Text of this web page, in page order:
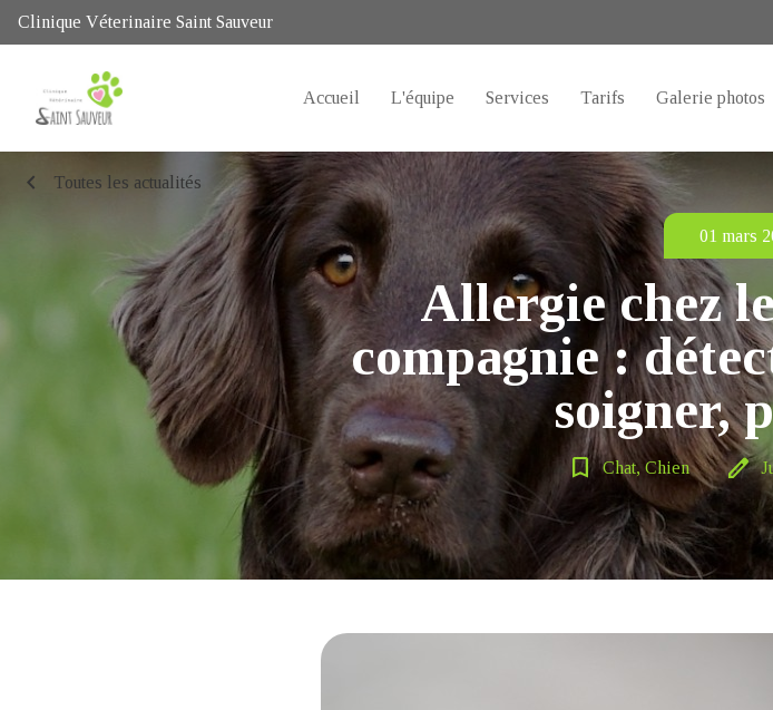
Clinique Véterinaire Saint Sauveur
Accueil L'équipe Services Tarifs Galerie photos
chevron_left Toutes les actualités
01 mars
Allergie chez
compagnie :
soigner,
bookmark_border Chat, Chien edit